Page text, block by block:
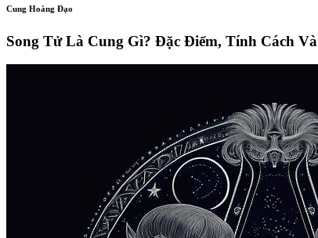
Cung Hoàng Đạo
Song Tử Là Cung Gì? Đặc Điểm, Tính Cách